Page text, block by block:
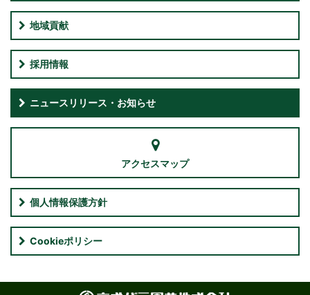
地域貢献
採用情報
ニュースリリース・お知らせ
アクセスマップ
個人情報保護方針
Cookieポリシー